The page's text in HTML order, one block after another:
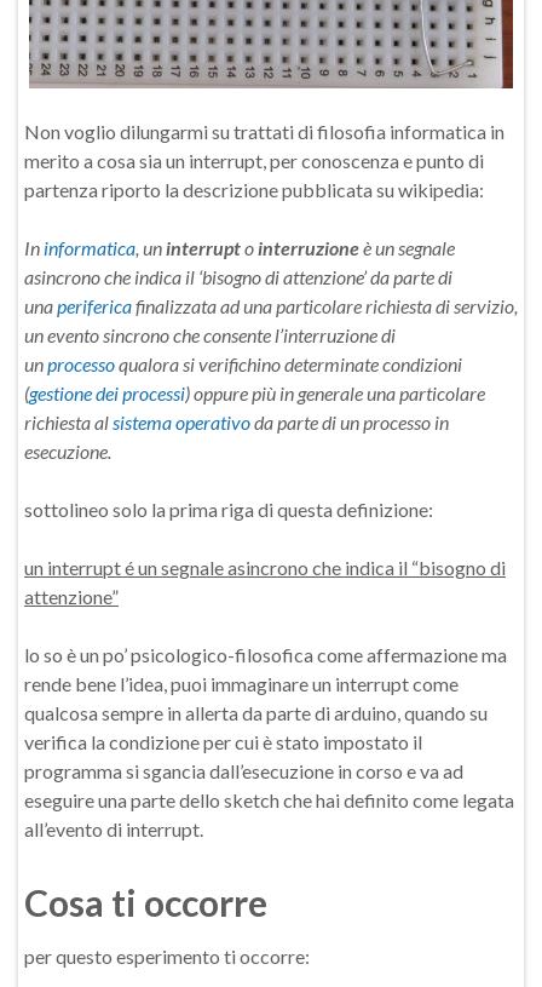
Non voglio dilungarmi su trattati di filosofia informatica in
merito a cosa sia un interrupt, per conoscenza e punto di
partenza riporto la descrizione pubblicata su wikipedia:
In informatica, uninterruptointerruzioneè un segnale
asincrono che indica il ‘bisogno di attenzione’ da parte di
unaperifericafinalizzata ad una particolare richiesta di servizio,
un evento sincrono che consente l’interruzione di
unprocessoqualora si verifichino determinate condizioni
(gestione dei processi) oppure più in generale una particolare
richiesta alsistema operativoda parte di un processo in
esecuzione.
sottolineo solo la prima riga di questa definizione:
un interrupt é un segnale asincrono che indica il “bisogno di
attenzione”
lo so è un po’ psicologico-filosofica come affermazione ma
rende bene l’idea, puoi immaginare un interrupt come
qualcosa sempre in allerta da parte di arduino, quando su
verifica la condizione per cui è stato impostato il
programma si sgancia dall’esecuzione in corso e va ad
eseguire una parte dello sketch che hai definito come legata
all’evento di interrupt.
Cosa ti occorre
per questo esperimento ti occorre: